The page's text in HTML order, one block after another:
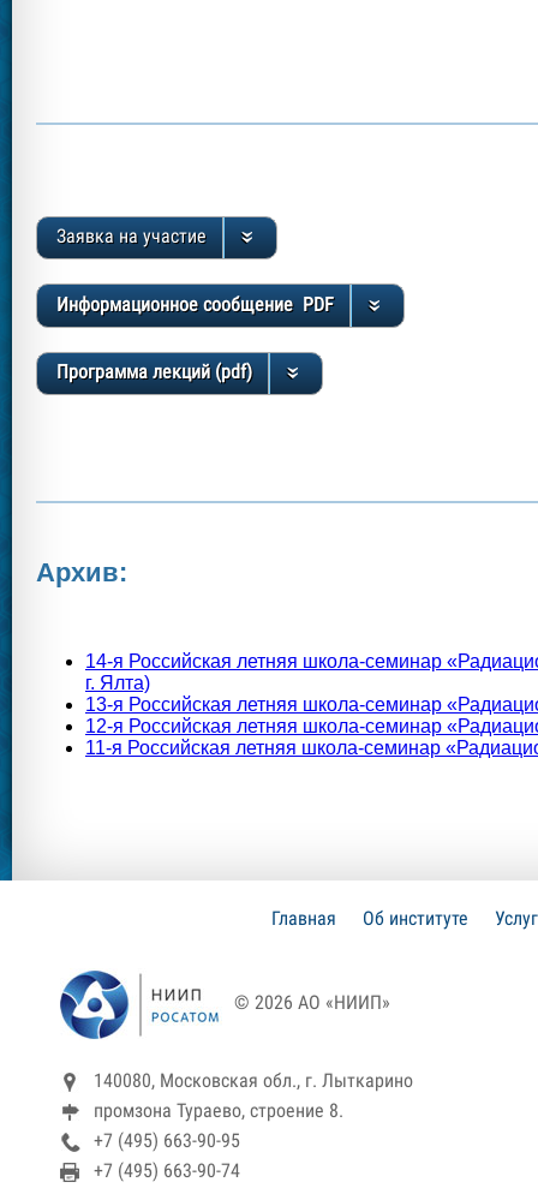
Заявка на участие
Информационное сообщение PDF
Программа лекций (pdf)
Архив:
14-я Российская летняя школа-семинар
г. Ялта)
13-я Российская летняя школа-семинар
12-я Российская летняя школа-семинар
11-я Российская летняя школа-семинар
Главная Об институте
© 2026 АО «НИИП»
140080, Московская обл., г. Лыткарино
промзона Тураево, строение 8.
+7 (495) 663-90-95
+7 (495) 663-90-74